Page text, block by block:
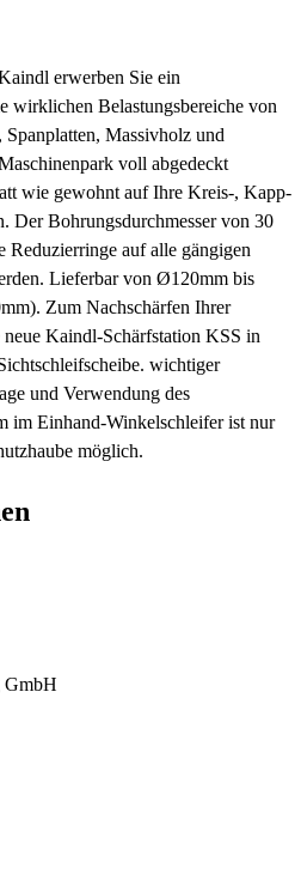
erwerben Sie ein
wirklichen Belastungsbereiche von
Massivholz und
voll abgedeckt
wie gewohnt auf Ihre Kreis-, Kapp-
Der Bohrungsdurchmesser von 30
Reduzierringe auf alle gängigen
Lieferbar von Ø120mm bis
Zum Nachschärfen Ihrer
Kaindl-Schärfstation KSS in
wichtiger
und Verwendung des
im Einhand-Winkelschleifer ist nur
möglich.
GmbH